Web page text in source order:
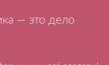
— это дело